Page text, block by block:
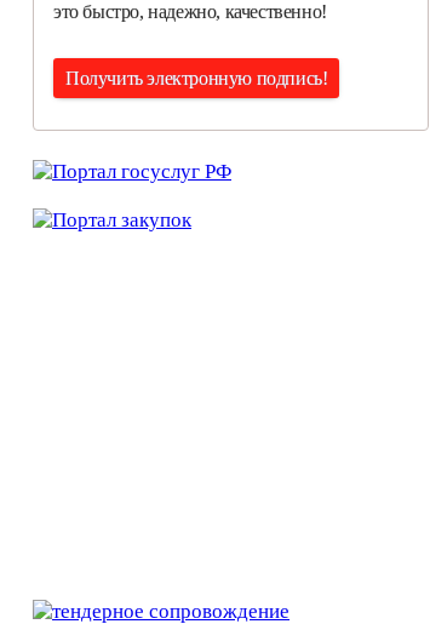
это быстро, надежно, качественно!
Получить электронную подпись!